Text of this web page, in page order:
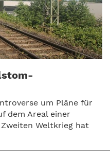
um Pläne für
dem Areal einer
Weltkrieg hat